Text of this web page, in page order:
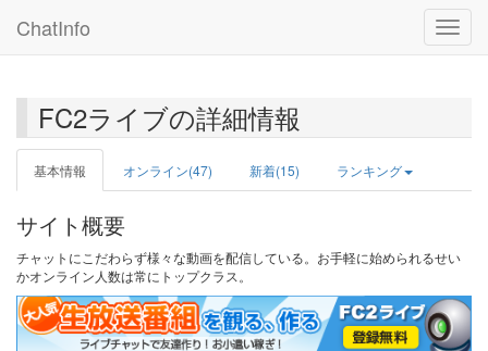
Toggle
ChatInfo
FC2ライブの詳細情報
基本情報 オンライン(47) 新着(15) ランキング
サイト概要
チャットにこだわらず様々な動画を配信している。お手軽に始められるせい
かオンライン人数は常にトップクラス。